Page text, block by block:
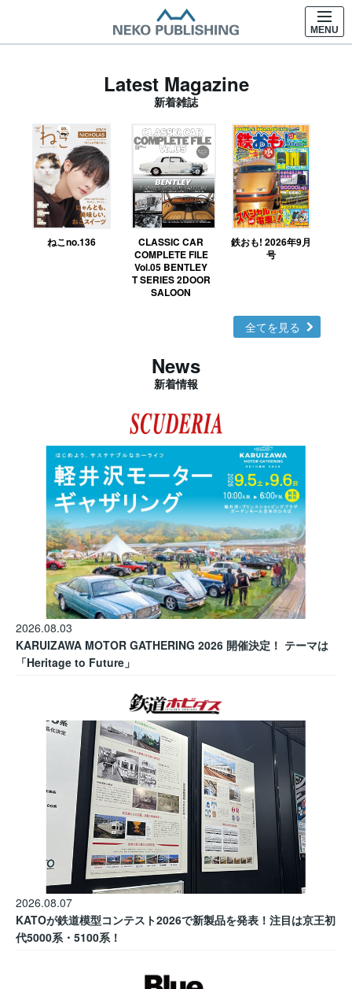
MENU
Latest Magazine
新着雑誌
ねこno.136
CLASSIC CAR
COMPLETE FILE
Vol.05 BENTLEY
T SERIES 2DOOR
SALOON
鉄おも! 2026年9月
号
全てを見る
News
新着情報
2026.08.03
KARUIZAWA MOTOR GATHERING 2026 開催決定！ テーマは
「Heritage to Future」
2026.08.07
KATOが鉄道模型コンテスト2026で新製品を発表！注目は京王初
代5000系・5100系！